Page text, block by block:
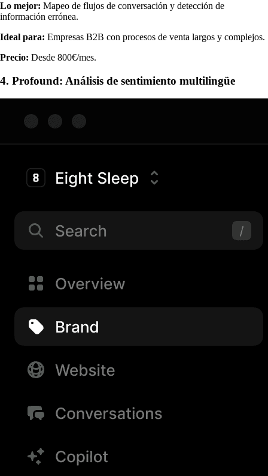
Lo mejor: Mapeo de flujos de conversación y detección de
información errónea.
Ideal para: Empresas B2B con procesos de venta largos y complejos.
Precio: Desde 800€/mes.
4. Profound: Análisis de sentimiento multilingüe